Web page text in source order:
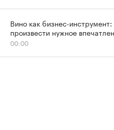
Вино как бизнес-инструмент:
произвести нужное
00:00